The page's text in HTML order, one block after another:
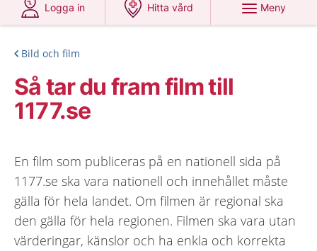
Logga in
Hitta vård
Meny
Bild och film
Så tar du fram film till
1177.se
En film som publiceras på en nationell sida på
1177.se ska vara nationell och innehållet måste
gälla för hela landet. Om filmen är regional ska
den gälla för hela regionen. Filmen ska vara utan
värderingar, känslor och ha enkla och korrekta